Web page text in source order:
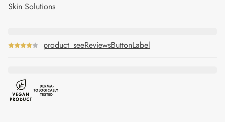
Skin Solutions
product_seeReviewsButtonLabel